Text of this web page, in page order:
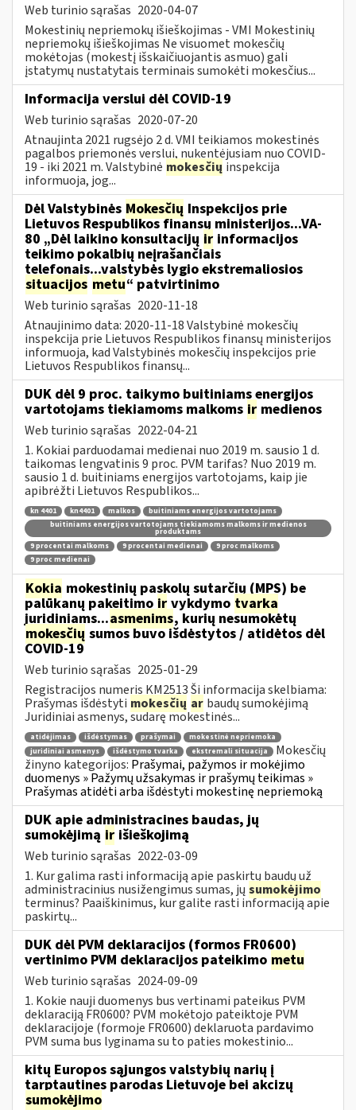
Web turinio sąrašas 2020-04-07
Mokestinių nepriemokų išieškojimas - VMI Mokestinių
nepriemokų išieškojimas Ne visuomet mokesčių
mokėtojas (mokestį išskaičiuojantis asmuo) gali
įstatymų nustatytais terminais sumokėti mokesčius...
Informacija verslui dėl COVID-19
Web turinio sąrašas 2020-07-20
Atnaujinta 2021 rugsėjo 2 d. VMI teikiamos mokestinės
pagalbos priemonės verslui, nukentėjusiam nuo COVID-
19 - iki 2021 m. Valstybinė mokesčių inspekcija
informuoja, jog...
Dėl Valstybinės Mokesčių Inspekcijos prie
Lietuvos Respublikos finansų ministerijos...VA-
80 „Dėl laikino konsultacijų ir informacijos
teikimo pokalbių neįrašančiais
telefonais...valstybės lygio ekstremaliosios
situacijos metu“ patvirtinimo
Web turinio sąrašas 2020-11-18
Atnaujinimo data: 2020-11-18 Valstybinė mokesčių
inspekcija prie Lietuvos Respublikos finansų ministerijos
informuoja, kad Valstybinės mokesčių inspekcijos prie
Lietuvos Respublikos finansų...
DUK dėl 9 proc. taikymo buitiniams energijos
vartotojams tiekiamoms malkoms ir medienos
Web turinio sąrašas 2022-04-21
1. Kokiai parduodamai medienai nuo 2019 m. sausio 1 d.
taikomas lengvatinis 9 proc. PVM tarifas? Nuo 2019 m.
sausio 1 d. buitiniams energijos vartotojams, kaip jie
apibrėžti Lietuvos Respublikos...
kn 4401 kn4401 malkos
buitiniams energijos vartotojams
buitiniams energijos vartotojams tiekiamoms malkoms ir medienos
produktams
9 procentai malkoms
9 procentai medienai
9 proc malkoms
9 proc medienai
Kokia mokestinių paskolų sutarčių (MPS) be
palūkanų pakeitimo ir vykdymo tvarka
juridiniams...asmenims, kurių nesumokėtų
mokesčių sumos buvo išdėstytos / atidėtos dėl
COVID-19
Web turinio sąrašas 2025-01-29
Registracijos numeris KM2513 Ši informacija skelbiama:
Prašymas išdėstyti mokesčių ar baudų sumokėjimą
Juridiniai asmenys, sudarę mokestinės...
atidėjimas išdėstymas prašymai
mokestinė nepriemoka
juridiniai asmenys
išdėstymo tvarka ekstremali situacija
Mokesčių
žinyno kategorijos: Prašymai, pažymos ir mokėjimo
duomenys » Pažymų užsakymas ir prašymų teikimas »
Prašymas atidėti arba išdėstyti mokestinę nepriemoką
DUK apie administracines baudas, jų
sumokėjimą ir išieškojimą
Web turinio sąrašas 2022-03-09
1. Kur galima rasti informaciją apie paskirtų baudų už
administracinius nusižengimus sumas, jų sumokėjimo
terminus? Paaiškinimus, kur galite rasti informaciją apie
paskirtų...
DUK dėl PVM deklaracijos (formos FR0600)
vertinimo PVM deklaracijos pateikimo metu
Web turinio sąrašas 2024-09-09
1. Kokie nauji duomenys bus vertinami pateikus PVM
deklaraciją FR0600? PVM mokėtojo pateiktoje PVM
deklaracijoje (formoje FR0600) deklaruota pardavimo
PVM suma bus lyginama su to paties mokestinio...
kitų Europos sąjungos valstybių narių į
tarptautines parodas Lietuvoje bei akcizų
sumokėjimo